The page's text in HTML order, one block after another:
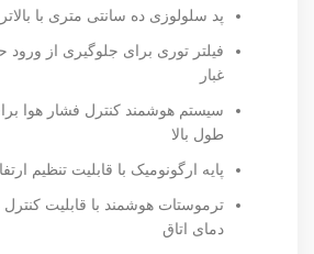
پد سلولوزی ده سانتی متری با
فیلتر توری برای جلوگیری از
غبار
سیستم هوشمند کنترل فشار هوا
طول بالا
پایه ارگونومیک با قابلیت تنظیم
ترموستات هوشمند با قابلیت کنترل
دمای اتاق